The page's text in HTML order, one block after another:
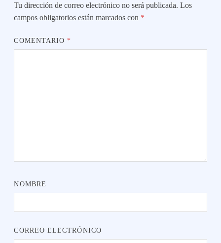
Tu dirección de correo electrónico no será publicada. Los
campos obligatorios están marcados con *
COMENTARIO*
NOMBRE
CORREO ELECTRÓNICO